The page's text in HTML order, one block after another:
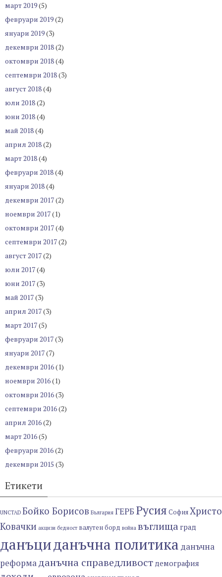
март 2019(5)
февруари 2019(2)
януари 2019(3)
декември 2018(2)
октомври 2018(4)
септември 2018(3)
август 2018(4)
юли 2018(2)
юни 2018(4)
май 2018(4)
април 2018(2)
март 2018(4)
февруари 2018(4)
януари 2018(4)
декември 2017(2)
ноември 2017(1)
октомври 2017(4)
септември 2017(2)
август 2017(2)
юли 2017(4)
юни 2017(3)
май 2017(3)
април 2017(3)
март 2017(5)
февруари 2017(3)
януари 2017(7)
декември 2016(1)
ноември 2016(1)
октомври 2016(3)
септември 2016(2)
април 2016(2)
март 2016(5)
февруари 2016(2)
декември 2015 (3)
Етикети
UNCTAD Бойко Борисов България ГЕРБ Русия СофияХристо
Ковачки акцизи бедност валутен борд война въглищаград
данъциданъчна политика данъчна
реформаданъчна справедливост демография